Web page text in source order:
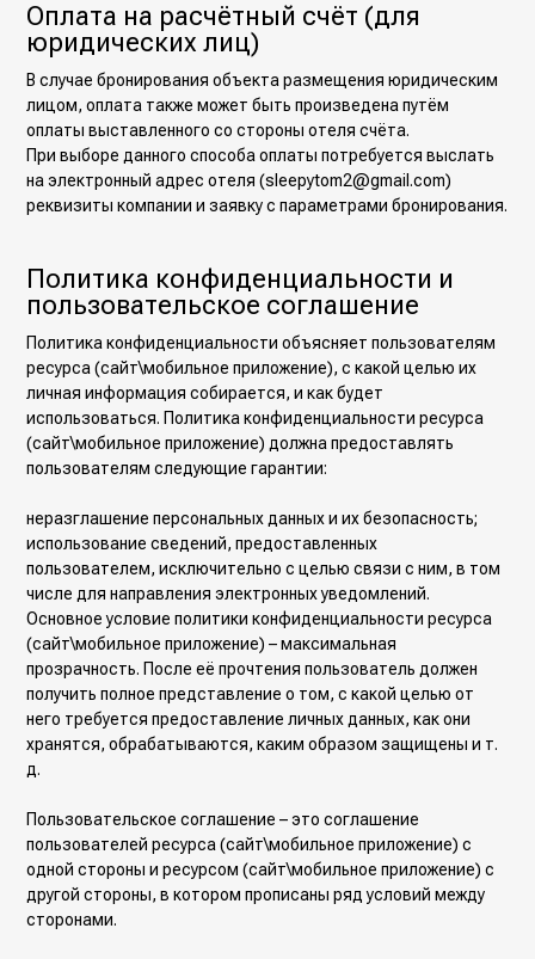
Оплата на расчётный счёт (для
юридических лиц)
В случае бронирования объекта размещения юридическим
лицом, оплата также может быть произведена путём
оплаты выставленного со стороны отеля счёта.
При выборе данного способа оплаты потребуется выслать
на электронный адрес отеля (sleepytom2@gmail.com)
реквизиты компании и заявку с параметрами бронирования.
Политика конфиденциальности и
пользовательское соглашение
Политика конфиденциальности объясняет пользователям
ресурса (сайт\мобильное приложение), с какой целью их
личная информация собирается, и как будет
использоваться. Политика конфиденциальности ресурса
(сайт\мобильное приложение) должна предоставлять
пользователям следующие гарантии:
неразглашение персональных данных и их безопасность;
использование сведений, предоставленных
пользователем, исключительно с целью связи с ним, в том
числе для направления электронных уведомлений.
Основное условие политики конфиденциальности ресурса
(сайт\мобильное приложение) – максимальная
прозрачность. После её прочтения пользователь должен
получить полное представление о том, с какой целью от
него требуется предоставление личных данных, как они
хранятся, обрабатываются, каким образом защищены и т.
д.
Пользовательское соглашение – это соглашение
пользователей ресурса (сайт\мобильное приложение) с
одной стороны и ресурсом (сайт\мобильное приложение) с
другой стороны, в котором прописаны ряд условий между
сторонами.